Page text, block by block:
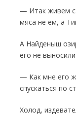
— Итак живем
мяса не ем, а
А Найденыш
его не
— Как мне его
спускаться по
Холод,